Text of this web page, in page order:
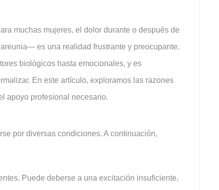
muchas mujeres, el dolor durante o después de
es una realidad frustrante y preocupante.
biológicos hasta emocionales, y es
En este artículo, exploramos las razones
apoyo profesional necesario.
por diversas condiciones. A continuación,
Puede deberse a una excitación insuficiente,